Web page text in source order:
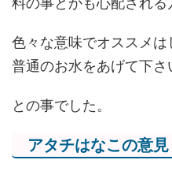
色々な意味でオススメ
普通のお水をあげて下さ
との事でした。
アタチはなこの意見